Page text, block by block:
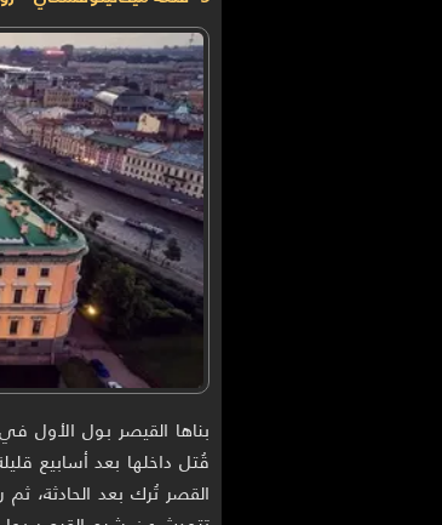
بناها القيصر بول الأول
القصر تُرك بعد الحادثة،